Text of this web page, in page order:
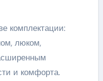
комплектации:
люком,
и комфорта.